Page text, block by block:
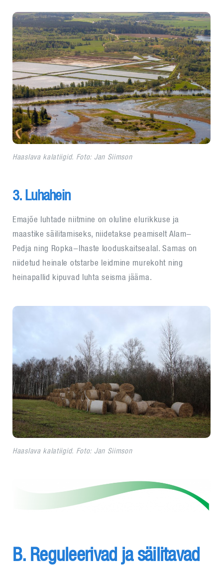
Haaslava kalatiigid. Foto: Jan Siimson
3. Luhahein
Emajõe luhtade niitmine on oluline elurikkuse ja
maastike säilitamiseks, niidetakse peamiselt Alam-
Pedja ning Ropka-lhaste looduskaitsealal. Samas on
niidetud heinale otstarbe leidmine murekoht ning
heinapallid kipuvad luhta seisma jääma.
Haaslava kalatiigid. Foto: Jan Siimson
B. Reguleerivad ja säilitavad